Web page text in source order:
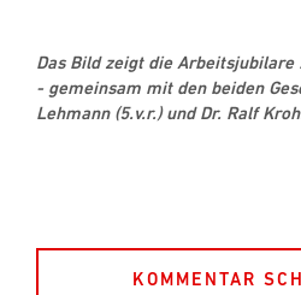
Das Bild zeigt die Arbeitsjubilare
- gemeinsam mit den beiden
Lehmann (5.v.r.) und Dr. Ralf
KOMMENTAR